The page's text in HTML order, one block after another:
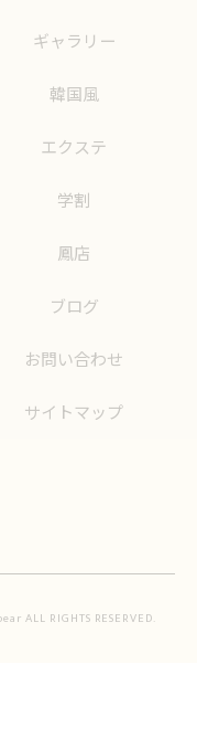
ギャラリー
韓国風
エクステ
学割
鳳店
ブログ
お問い合わせ
サイトマップ
ALL RIGHTS RESERVED.